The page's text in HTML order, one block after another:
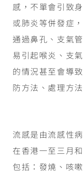
感，不單會引致
或肺炎等併發症
通過鼻孔、支氣
易引起喉炎、支
的情況甚至會導
防方法、處理方
流感是由流感性
在香港一至三月
包括：發燒、咳